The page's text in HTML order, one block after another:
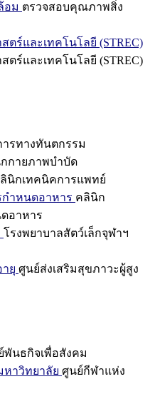
อม ตรวจสอบคุณภาพสิ่ง
ตร์และเทคโนโลยี (STREC)
ตร์และเทคโนโลยี (STREC)
ารทางทันตกรรม
กายภาพบำบัด
นิกเทคนิคการแพทย์
ำหนดอาหาร คลินิก
อาหาร
โรงพยาบาลสัตว์เล็กจุฬาฯ
ยุ ศูนย์ส่งเสริมสุขภาวะผู้สูง
พันธกิจเพื่อสังคม
าวิทยาลัย ศูนย์กีฬาแห่ง